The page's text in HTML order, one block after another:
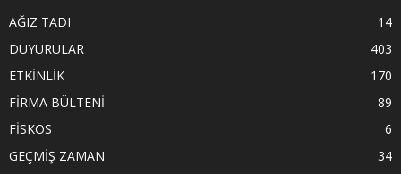
AĞIZ TADI
14
DUYURULAR
403
ETKİNLİK
170
FİRMA BÜLTENİ
89
FİSKOS
6
GEÇMİŞ ZAMAN
34